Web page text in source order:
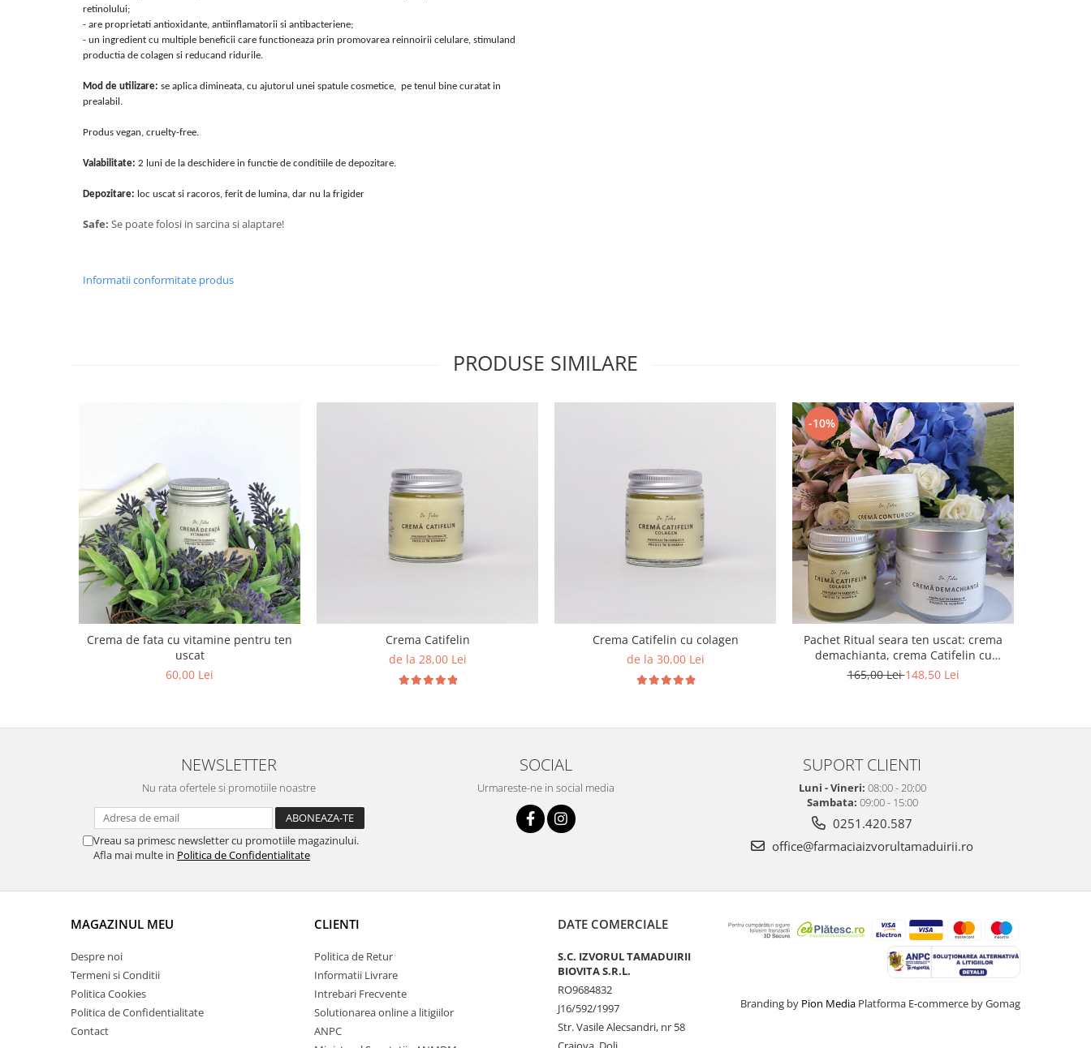
retinolului;
- are proprietati antioxidante, antiinflamatorii si antibacteriene;
- un ingredient cu multiple beneficii care functioneaza prin promovarea reinnoirii celulare, stimuland
productia de colagen si reducand ridurile.
Mod de utilizare: se aplica dimineata, cu ajutorul unei spatule cosmetice, pe tenul bine curatat in
prealabil.
Produs vegan, cruelty-free.
Valabilitate: 2 luni de la deschidere in functie de conditiile de depozitare.
Depozitare: loc uscat si racoros, ferit de lumina, dar nu la frigider
Safe: Se poate folosi in sarcina si alaptare!
Informatii conformitate produs
PRODUSE SIMILARE
Crema de fata cu vitamine pentru ten
uscat
60,00 Lei
Crema Catifelin
de la 28,00 Lei
Crema Catifelin cu colagen
de la 30,00 Lei
-10%
Pachet Ritual seara ten uscat: crema
demachianta, crema Catifelin cu
colagen, crema contur ochi
165,00 Lei148,50 Lei
NEWSLETTER
Nu rata ofertele si promotiile noastre
Vreau sa primesc newsletter cu promotiile magazinului.
Afla mai multe in Politica de Confidentialitate
SOCIAL
Urmareste-ne in social media
SUPORT CLIENTI
Luni - Vineri: 08:00 - 20:00
Sambata: 09:00 - 15:00
0251.420.587
office@farmaciaizvorultamaduirii.ro
MAGAZINUL MEU
Despre noi
Termeni si Conditii
Politica Cookies
Politica de Confidentialitate
Contact
CLIENTI
Politica de Retur
Informatii Livrare
Intrebari Frecvente
Solutionarea online a litigiilor
ANPC
DATE COMERCIALE
S.C. IZVORUL TAMADUIRII
BIOVITA S.R.L.
RO9684832
J16/592/1997
Str. Vasile Alecsandri, nr 58
Branding by Pion Media Platforma E-commerce by Gomag